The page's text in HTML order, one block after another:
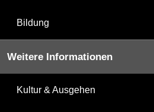
Bildung
Weitere Informationen
Kultur & Ausgehen